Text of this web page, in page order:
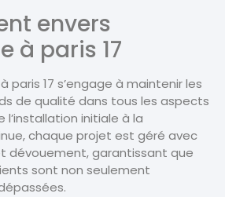
envers
à paris 17
paris 17 s’engage à maintenir les
de qualité dans tous les aspects
l’installation initiale à la
chaque projet est géré avec
dévouement, garantissant que
sont non seulement